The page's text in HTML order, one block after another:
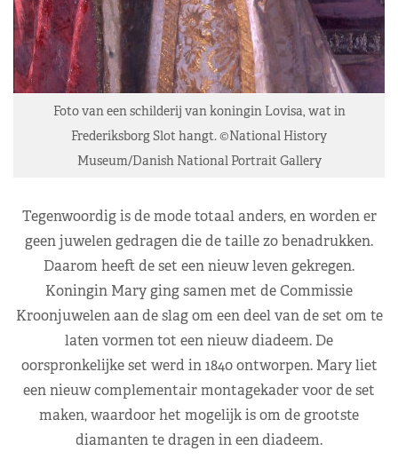
Foto van een schilderij van koningin Lovisa, wat in
Frederiksborg Slot hangt. ©National History
Museum/Danish National Portrait Gallery
Tegenwoordig is de mode totaal anders, en worden er
geen juwelen gedragen die de taille zo benadrukken.
Daarom heeft de set een nieuw leven gekregen.
Koningin Mary ging samen met de Commissie
Kroonjuwelen aan de slag om een deel van de set om te
laten vormen tot een nieuw diadeem. De
oorspronkelijke set werd in 1840 ontworpen. Mary liet
een nieuw complementair montagekader voor de set
maken, waardoor het mogelijk is om de grootste
diamanten te dragen in een diadeem.